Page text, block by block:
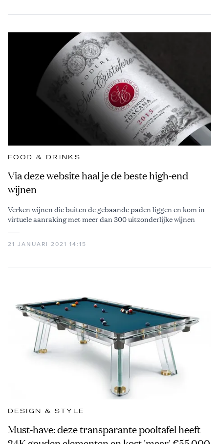
FOOD & DRINKS
Via deze website haal je de beste high-end
wijnen
Verken wijnen die buiten de gebaande paden liggen en kom in
virtuele aanraking met meer dan 300 uitzonderlijke wijnen
21 JANUARI 2021 14:15
DESIGN & STYLE
Must-have: deze transparante pooltafel heeft